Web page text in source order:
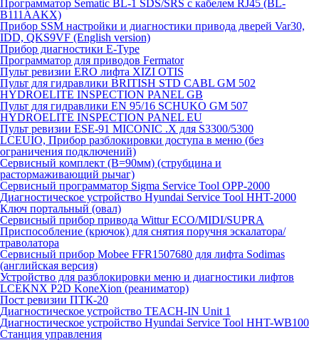
Программатор Sematic BL-1 SDS/SRS с кабелем RJ45 (BL-
B111AAKX)
Прибор SSM настройки и диагностики привода дверей Var30,
IDD, QKS9VF (English version)
Прибор диагностики E-Type
Программатор для приводов Fermator
Пульт ревизии ERO лифта XIZI OTIS
Пульт для гидравлики BRITISH STD CABL GM 502
HYDROELITE INSPECTION PANEL GB
Пульт для гидравлики EN 95/16 SCHUKO GM 507
HYDROELITE INSPECTION PANEL EU
Пульт ревизии ESE-91 MICONIC .X для S3300/5300
LCEUIO, Прибор разблокировки доступа в меню (без
ограничения подключений)
Сервисный комплект (В=90мм) (струбцина и
растормаживающий рычаг)
Сервисный программатор Sigma Service Tool OPP-2000
Диагностическое устройство Hyundai Service Tool HHT-2000
Ключ портальный (овал)
Сервисный прибор привода Wittur ECO/MIDI/SUPRA
Приспособление (крючок) для снятия поручня эскалатора/
траволатора
Сервисный прибор Mobee FFR1507680 для лифта Sodimas
(английская версия)
Устройство для разблокировки меню и диагностики лифтов
LCEKNX P2D KoneXion (реаниматор)
Пост ревизии ПТК-20
Диагностическое устройство TEACH-IN Unit 1
Диагностическое устройство Hyundai Service Tool HHT-WB100
Станция управления